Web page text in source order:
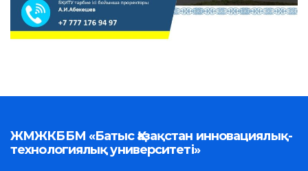
ЖМЖКББМ «Батыс Қазақстан инновациялық-
технологиялық университеті»